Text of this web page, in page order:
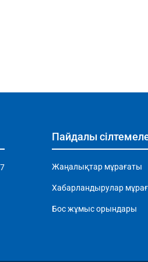
Пайдалы
Жаңалықтар мұрағаты
Хабарландырулар
Бос жұмыс орындары